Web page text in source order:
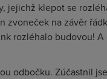
jejichž klepot se
zvoneček na závěr
rozléhalo budovou!
odbočku. Zúčastnil